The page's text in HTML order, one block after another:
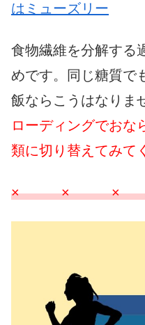
はミューズリー
食物繊維を分解する
めです。同じ糖質で
飯ならこうはなりま
ローディングでおな
類に切り替えてみて
× ×